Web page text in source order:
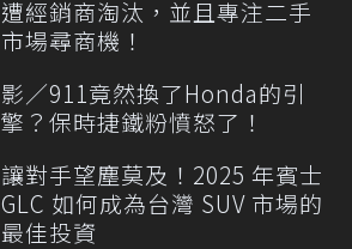
遭經銷商淘汰，並且專注二手
市場尋商機！
影／911竟然換了Honda的引
擎？保時捷鐵粉憤怒了！
讓對手望塵莫及！2025 年賓士
GLC 如何成為台灣 SUV 市場的
最佳投資